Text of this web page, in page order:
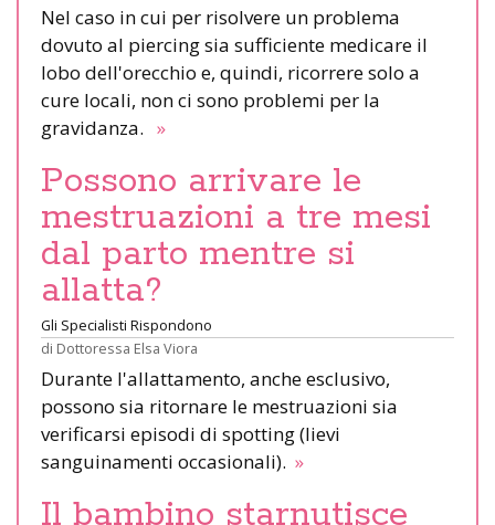
Nel caso in cui per risolvere un problema
dovuto al piercing sia sufficiente medicare il
lobo dell'orecchio e, quindi, ricorrere solo a
cure locali, non ci sono problemi per la
gravidanza. »
Possono arrivare le
mestruazioni a tre mesi
dal parto mentre si
allatta?
Gli Specialisti Rispondono
di Dottoressa Elsa Viora
Durante l'allattamento, anche esclusivo,
possono sia ritornare le mestruazioni sia
verificarsi episodi di spotting (lievi
sanguinamenti occasionali). »
Il bambino starnutisce